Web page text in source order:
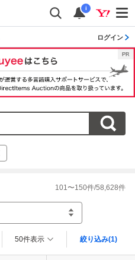
i
ログイン
101 〜150件/58,628件
50件表示 絞り込み(1)